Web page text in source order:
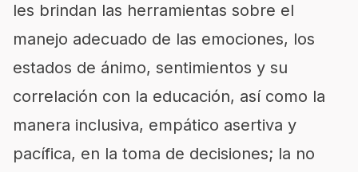
les brindan las herramientas sobre el
manejo adecuado de las emociones, los
estados de ánimo, sentimientos y su
correlación con la educación, así como la
manera inclusiva, empático asertiva y
pacífica, en la toma de decisiones; la no